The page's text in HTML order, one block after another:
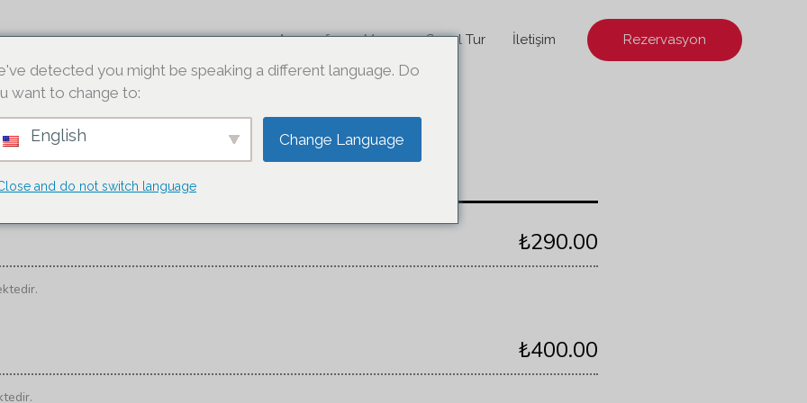
Anasayfa Menu Sanal Tur İletişim Rezervasyon
MEZELER
₺290.00
₺400.00
detected you might be speaking a different language. Do
want to change to:
English Change Language
and do not switch language